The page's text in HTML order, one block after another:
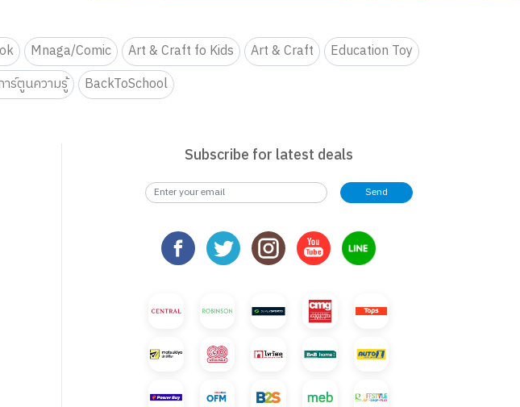
Mnaga/Comic Art & Craft fo Kids Art & Craft
Education Toy
ร์ตูนความรู้ BackToSchool
Subscribe for latest deals
Send